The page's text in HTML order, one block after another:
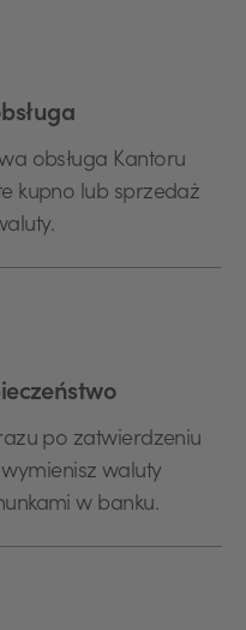
obsługa Kantoru
kupno lub sprzedaż
po zatwierdzeniu
waluty
w banku.